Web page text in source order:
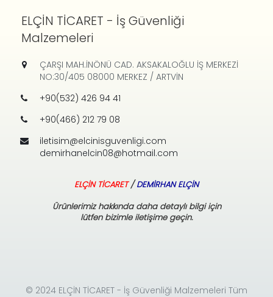
ELÇİN TİCARET - İş Güvenliği
Malzemeleri
ÇARŞI MAH.İNÖNÜ CAD. AKSAKALOĞLU İŞ MERKEZİ
NO:30/405 08000 MERKEZ / ARTVİN
+90(532) 426 94 41
+90(466) 212 79 08
iletisim@elcinisguvenligi.com
demirhanelcin08@hotmail.com
ELÇİN TİCARET/DEMİRHAN ELÇİN
Ürünlerimiz hakkında daha detaylı bilgi için
lütfen bizimle iletişime geçin.
© 2024 ELÇİN TİCARET - İş Güvenliği Malzemeleri Tüm